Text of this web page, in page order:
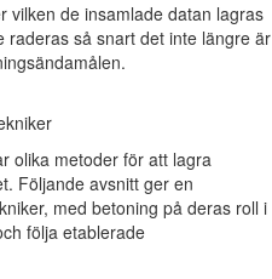
vilken de insamlade datan lagras
raderas så snart det inte längre är
olika metoder för att lagra
Följande avsnitt ger en
med betoning på deras roll i
följa etablerade